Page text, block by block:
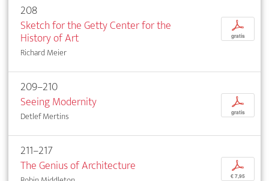
208
Sketch for the Getty Center for the
History of Art
Richard Meier
p
gratis
209–210
Seeing Modernity
Detlef Mertins
p
gratis
211–217
The Genius of Architecture
p
€ 7,95